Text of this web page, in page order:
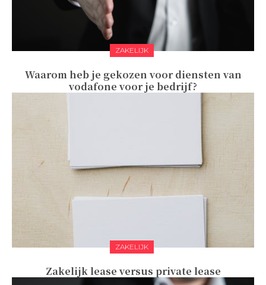
ZAKELIJK
Waarom heb je gekozen voor diensten van
vodafone voor je bedrijf?
ZAKELIJK
Zakelijk lease versus private lease